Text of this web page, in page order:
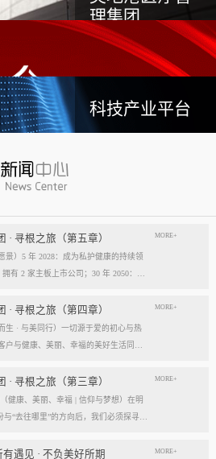
理集团
科技产业平台
· 寻根之旅（第五章）
景）5 年 2028：成为私护健康的持续领
有 2 家主板上市公司；30 年 2050：成
健康产业中一个响亮的中国品牌。我们
行”为使命，绘制出一幅清晰而雄心勃
以坚实的步伐，从专业的深度走向事业
“私护健康领域的持续领跑者”· 定位： 我
MORE+
· 寻根之旅（第四章）
生 · 与美同行）一切源于爱的初心与热
户与健康、美丽、幸福的美好生活同
爱的执着”，共同构成了葆蒂兰的精神内
如同呼吸，一呼一吸，生生不息。爱的
与方向。它是最初那份纯粹的善意、利
MORE+
· 寻根之旅（第三章）
健康、美丽、幸福 | 信仰与梦想）在明
与“去往哪里”的方向后，我们必须探寻滋
是葆蒂兰的“源”——我们一切思想与行
MORE+
遇见 · 不负美好所期 MORE+